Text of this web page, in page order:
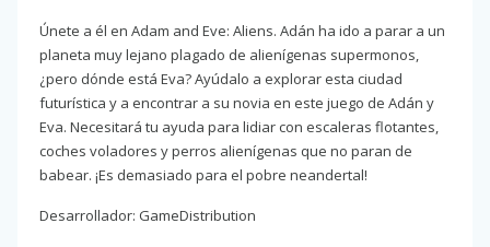
Únete a él en Adam and Eve: Aliens. Adán ha ido a parar a un
planeta muy lejano plagado de alienígenas supermonos,
¿pero dónde está Eva? Ayúdalo a explorar esta ciudad
futurística y a encontrar a su novia en este juego de Adán y
Eva. Necesitará tu ayuda para lidiar con escaleras flotantes,
coches voladores y perros alienígenas que no paran de
babear. ¡Es demasiado para el pobre neandertal!
Desarrollador: GameDistribution